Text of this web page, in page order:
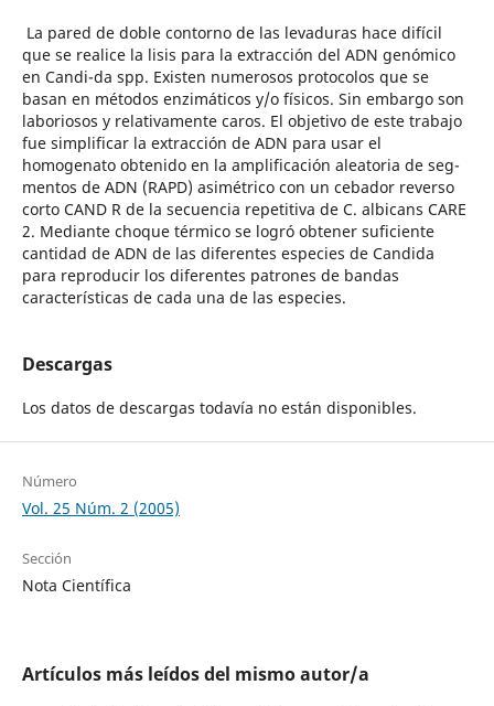
La pared de doble contorno de las levaduras hace difícil
que se realice la lisis para la extracción del ADN genómico
en Candi-da spp. Existen numerosos protocolos que se
basan en métodos enzimáticos y/o físicos. Sin embargo son
laboriosos y relativamente caros. El objetivo de este trabajo
fue simplificar la extracción de ADN para usar el
homogenato obtenido en la amplificación aleatoria de seg-
mentos de ADN (RAPD) asimétrico con un cebador reverso
corto CAND R de la secuencia repetitiva de C. albicans CARE
2. Mediante choque térmico se logró obtener suficiente
cantidad de ADN de las diferentes especies de Candida
para reproducir los diferentes patrones de bandas
características de cada una de las especies.
Descargas
Los datos de descargas todavía no están disponibles.
Número
Vol. 25 Núm. 2 (2005)
Sección
Nota Científica
Artículos más leídos del mismo autor/a